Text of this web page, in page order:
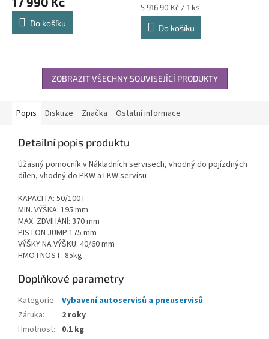
Do košíku
Měrná
cena:
5 916,90 Kč / 1 ks
Do košíku
ZOBRAZIT VŠECHNY SOUVISEJÍCÍ PRODUKTY
Popis Diskuze Značka Ostatní informace
Detailní popis produktu
Úžasný pomocník v Nákladních servisech, vhodný do pojízdných
dílen, vhodný do PKW a LKW servisu
KAPACITA: 50/100T
MIN. VÝŠKA: 195 mm
MAX. ZDVIHÁNÍ: 370 mm
PISTON JUMP:175 mm
VÝŠKY NA VÝŠKU: 40/60 mm
HMOTNOST: 85kg
Doplňkové parametry
Kategorie: Vybavení autoservisů a pneuservisů
Záruka:
2 roky
Hmotnost: 0.1 kg